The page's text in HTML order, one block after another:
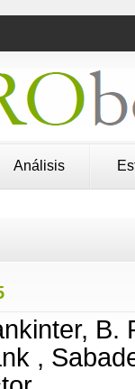
Análisis
B.
,